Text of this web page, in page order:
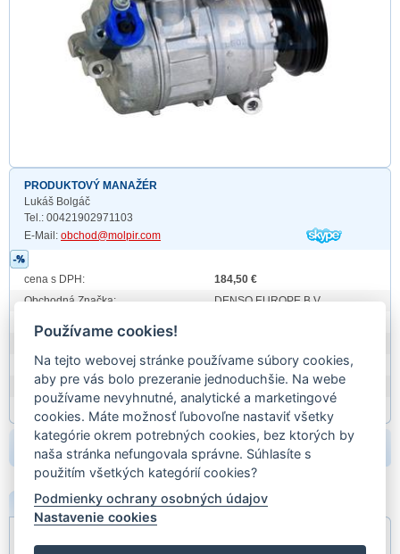
PRODUKTOVÝ MANAŽÉR
Lukáš Bolgáč
Tel.: 00421902971103
E-Mail: obchod@molpir.com
cena s DPH:
184,50 €
Obchodná Značka:
DENSO EUROPE B.V.
Prod. id:
hmotnosť:
6,56
EAN:
EAN
Partn. kódy:
beriem:
POPIS
OE: 8E0260805T
Používame cookies!
Na tejto webovej stránke používame súbory cookies,
aby pre vás bolo prezeranie jednoduchšie. Na webe
používame nevyhnutné, analytické a marketingové
cookies. Máte možnosť ľubovoľne nastaviť všetky
kategórie okrem potrebných cookies, bez ktorých by
naša stránka nefungovala správne. Súhlasíte s
použitím všetkých kategórií cookies?
Podmienky ochrany osobných údajov
Nastavenie cookies